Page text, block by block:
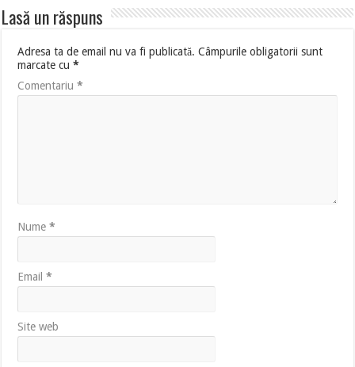
Lasă un răspuns
Adresa ta de email nu va fi publicată. Câmpurile obligatorii sunt
marcate cu*
Comentariu*
Nume*
Email*
Site web